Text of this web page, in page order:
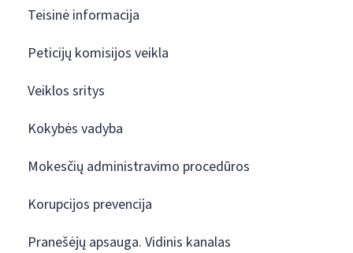
Teisinė informacija
Peticijų komisijos veikla
Veiklos sritys
Kokybės vadyba
Mokesčių administravimo procedūros
Korupcijos prevencija
Pranešėjų apsauga. Vidinis kanalas